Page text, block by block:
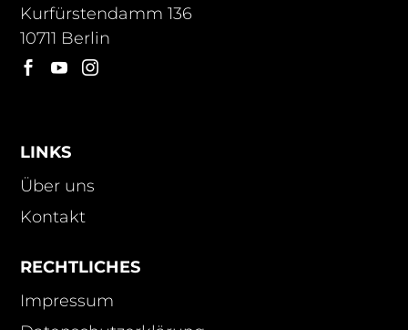
Kurfürstendamm 136
10711 Berlin
  
LINKS
Über uns
Kontakt
RECHTLICHES
Impressum